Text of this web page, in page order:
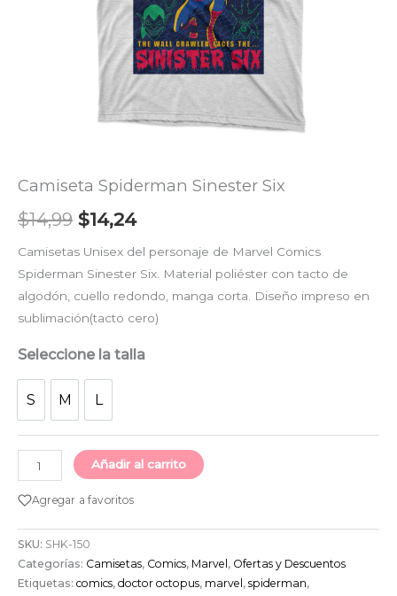
Camiseta Spiderman Sinester Six
$14,99 $14,24
Camisetas Unisex del personaje de Marvel Comics
Spiderman Sinester Six. Material poliéster con tacto de
algodón, cuello redondo, manga corta. Diseño impreso en
sublimación(tacto cero)
Seleccione la talla
S M L
Añadir al carrito
Agregar a favoritos
SKU: SHK-150
Categorías: Camisetas, Comics, Marvel, Ofertas y Descuentos
Etiquetas: comics, doctor octopus, marvel, spiderman,